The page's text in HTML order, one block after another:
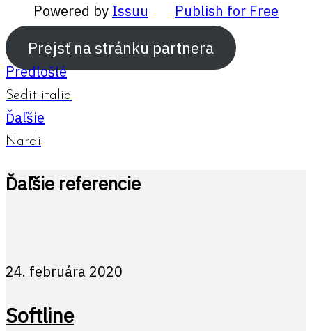
Powered by Issuu Publish for Free
Prejsť na stránku partnera
Predlošlé
Sedit italia
Ďaľšie
Nardi
Ďaľšie referencie
24. februára 2020
Softline